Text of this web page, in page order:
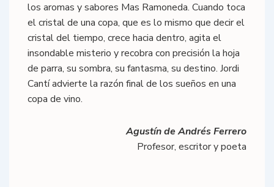
los aromas y sabores Mas Ramoneda. Cuando toca
el cristal de una copa, que es lo mismo que decir el
cristal del tiempo, crece hacia dentro, agita el
insondable misterio y recobra con precisión la hoja
de parra, su sombra, su fantasma, su destino. Jordi
Cantí advierte la razón final de los sueños en una
copa de vino.
Agustín de Andrés Ferrero
Profesor, escritor y poeta